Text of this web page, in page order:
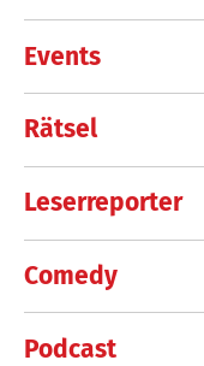
Events
Rätsel
Leserreporter
Comedy
Podcast